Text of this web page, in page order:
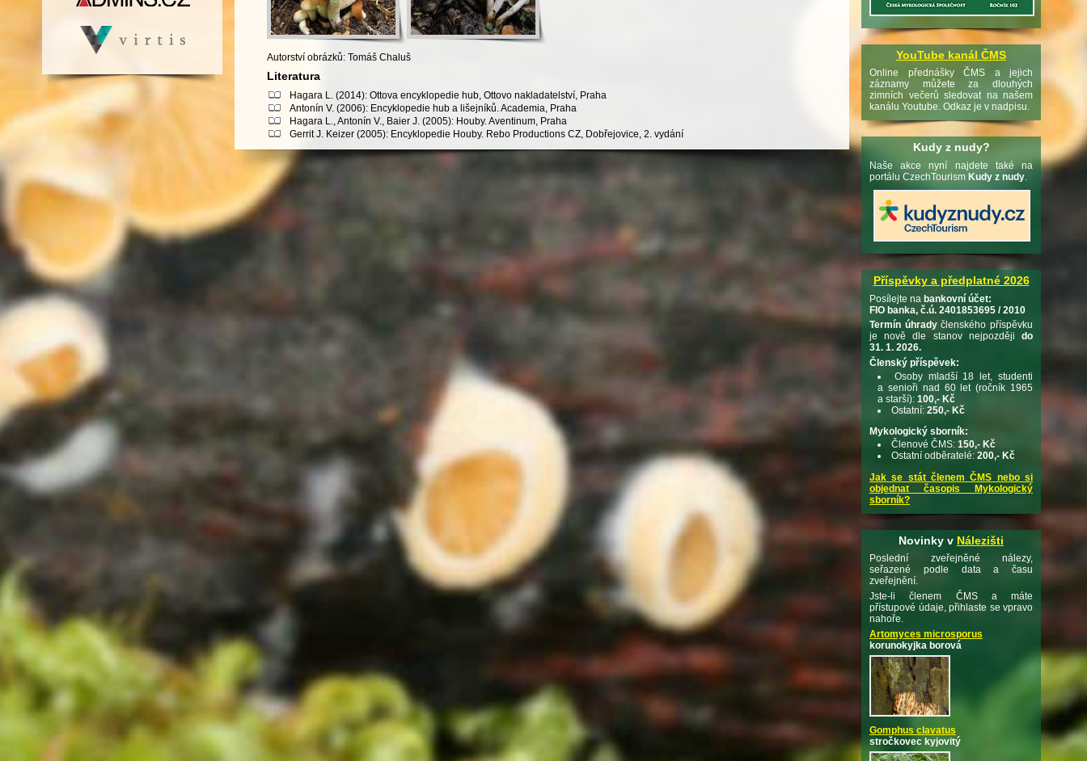
Autorství obrázků: Tomáš Chaluš
Literatura
Hagara L. (2014): Ottova encyklopedie hub, Ottovo nakladatelství, Praha
Antonín V. (2006): Encyklopedie hub a lišejníků. Academia, Praha
Hagara L., Antonín V., Baier J. (2005): Houby. Aventinum, Praha
Gerrit J. Keizer (2005): Encyklopedie Houby. Rebo Productions CZ, Dobřejovice, 2. vydání
YouTube kanál ČMS
Online přednášky ČMS a jejich
záznamy můžete za dlouhých
zimních večerů sledovat na našem
kanálu Youtube. Odkaz je v nadpisu.
Kudy z nudy?
Naše akce nyní najdete také na
portálu CzechTourism Kudy z nudy
Příspěvky a předplatné 2026
Posílejte na bankovní účet:
FIO banka, č.ú. 2401853695 / 2010
Termín úhradyčlenského příspěvku
je nově dle stanov nejpozději do
31. 1. 2026.
Členský příspěvek:
Osoby mladší 18 let, studenti
a senioři nad 60 let (ročník 1965
a starší): 100,- Kč
Ostatní: 250,- Kč
Mykologický sborník:
Členové ČMS: 150,- Kč
Ostatní odběratelé: 200,- Kč
Jak se stát členem ČMS nebo si
objednat časopis Mykologický
sborník?
Novinky v Nálezišti
Poslední zveřejněné nálezy,
seřazené podle data a času
zveřejnění.
Jste-li členem ČMS a máte
přístupové údaje, přihlaste se vpravo
nahoře.
Artomyces microsporus
korunokyjka borová
Gomphus clavatus
stročkovec kyjovitý